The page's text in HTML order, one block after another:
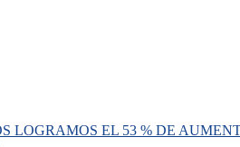
LOGRAMOS EL 53 % DE